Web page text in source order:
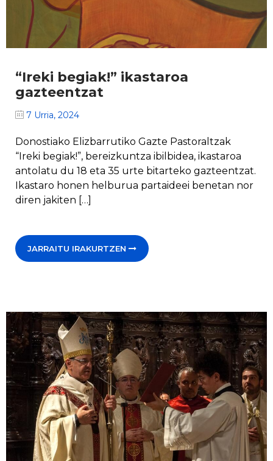
“Ireki begiak!” ikastaroa
gazteentzat
7 Urria, 2024
Donostiako Elizbarrutiko Gazte Pastoraltzak
“Ireki begiak!”, bereizkuntza ibilbidea, ikastaroa
antolatu du 18 eta 35 urte bitarteko gazteentzat.
Ikastaro honen helburua partaideei benetan nor
diren jakiten […]
JARRAITU IRAKURTZEN